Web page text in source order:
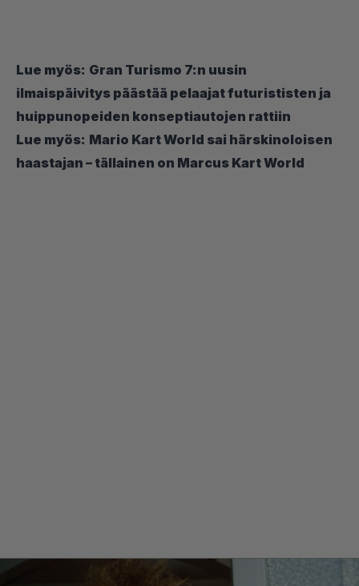
Lue myös: Gran Turismo 7:n uusin
ilmaispäivitys päästää pelaajat futurististen ja
huippunopeiden konseptiautojen rattiin
Lue myös: Mario Kart World sai härskinoloisen
haastajan – tällainen on Marcus Kart World